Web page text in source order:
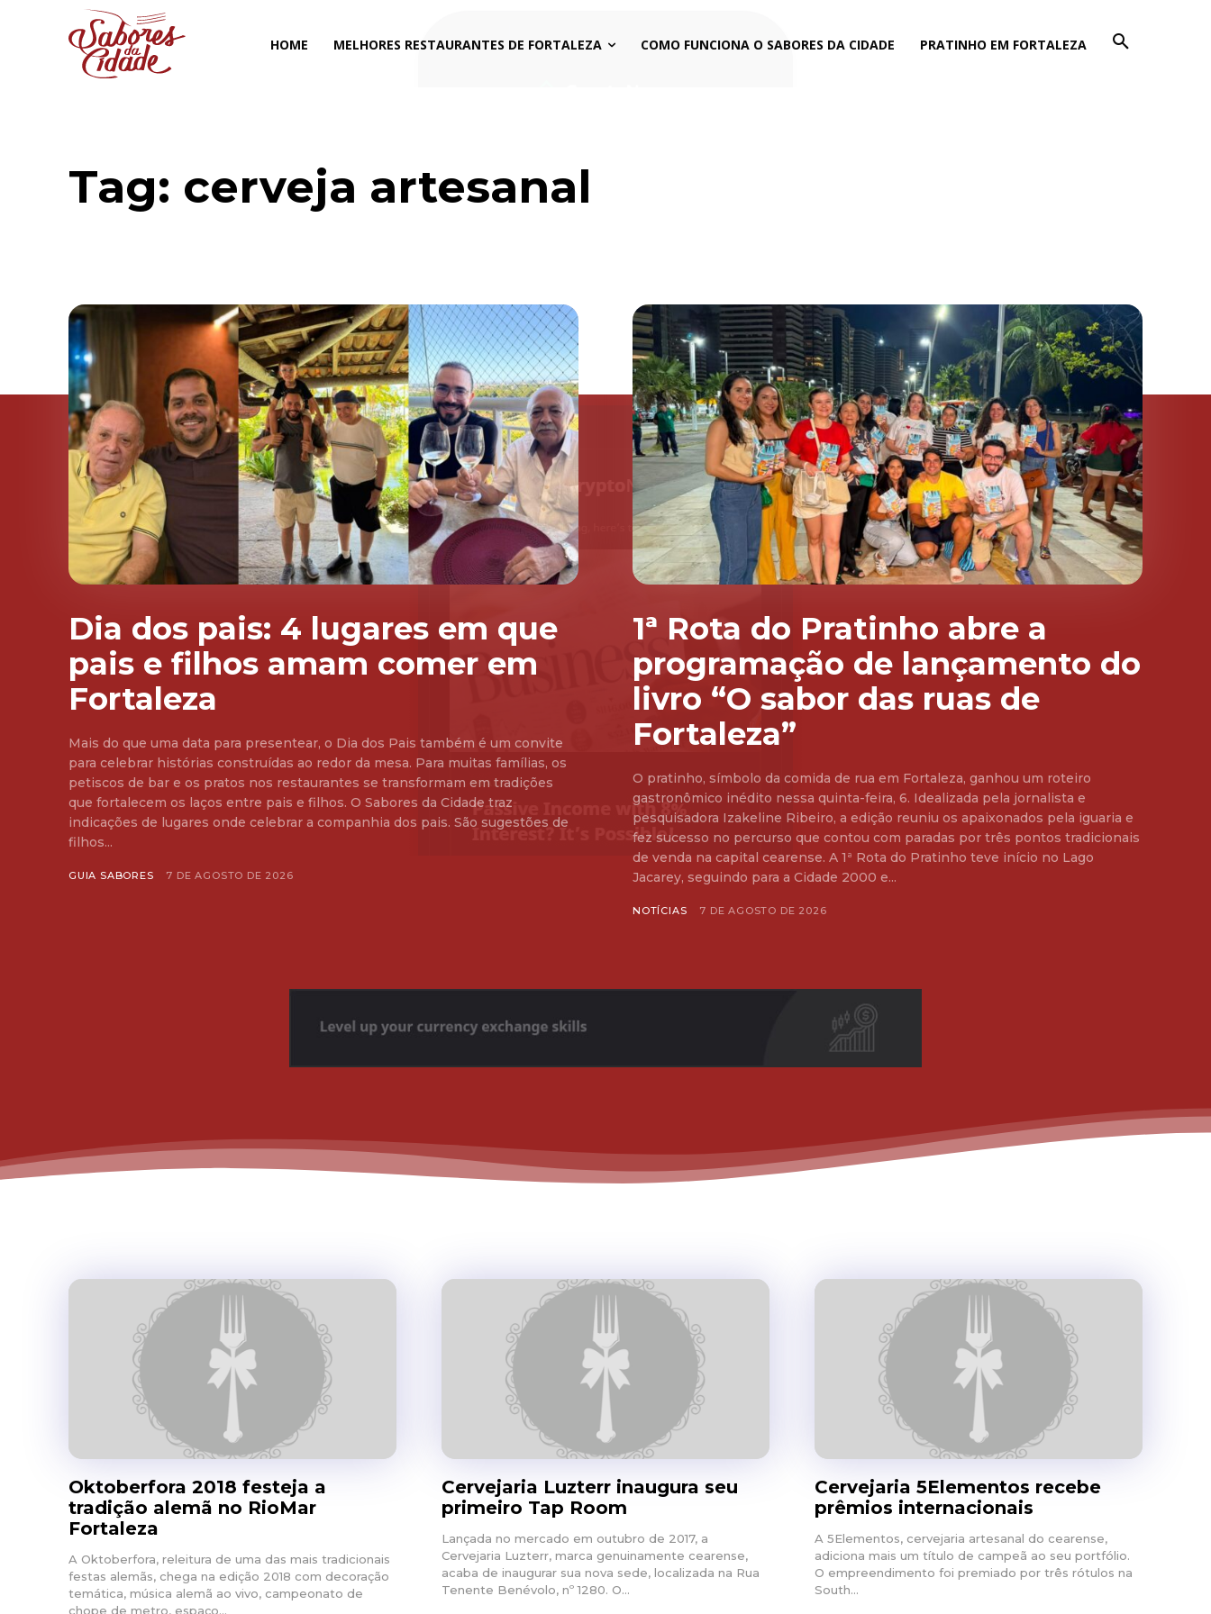
HOME MELHORES RESTAURANTES DE FORTALEZA COMO FUNCIONA O SABORES DA CIDADE PRATINHO EM FORTALEZA
Tag: cerveja artesanal
Dia dos pais: 4 lugares em que
pais e filhos amam comer em
Fortaleza
Mais do que uma data para presentear, o Dia dos Pais também é um convite
para celebrar histórias construídas ao redor da mesa. Para muitas famílias, os
petiscos de bar e os pratos nos restaurantes se transformam em tradições
que fortalecem os laços entre pais e filhos. O Sabores da Cidade traz
indicações de lugares onde celebrar a companhia dos pais. São sugestões de
filhos...
GUIA SABORES 7 DE AGOSTO DE 2026
1ª Rota do Pratinho abre a
programação de lançamento do
livro “O sabor das ruas de
Fortaleza”
O pratinho, símbolo da comida de rua em Fortaleza, ganhou um roteiro
gastronômico inédito nessa quinta-feira, 6. Idealizada pela jornalista e
pesquisadora Izakeline Ribeiro, a edição reuniu os apaixonados pela iguaria e
fez sucesso no percurso que contou com paradas por três pontos tradicionais
de venda na capital cearense. A 1ª Rota do Pratinho teve início no Lago
Jacarey, seguindo para a Cidade 2000 e...
NOTÍCIAS 7 DE AGOSTO DE 2026
Oktoberfora 2018 festeja a
tradição alemã no RioMar
Fortaleza
A Oktoberfora, releitura de uma das mais tradicionais
festas alemãs, chega na edição 2018 com decoração
temática, música alemã ao vivo, campeonato de
chope de metro, espaço...
Cervejaria Luzterr inaugura seu
primeiro Tap Room
Lançada no mercado em outubro de 2017, a
Cervejaria Luzterr, marca genuinamente cearense,
acaba de inaugurar sua nova sede, localizada na Rua
Tenente Benévolo, nº 1280. O...
Cervejaria 5Elementos recebe
prêmios internacionais
A 5Elementos, cervejaria artesanal do cearense,
adiciona mais um título de campeã ao seu portfólio.
O empreendimento foi premiado por três rótulos na
South...